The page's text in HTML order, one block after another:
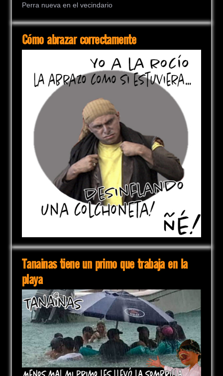
Perra nueva en el vecindario
Cómo abrazar correctamente
Tanainas tiene un primo que trabaja en la
playa